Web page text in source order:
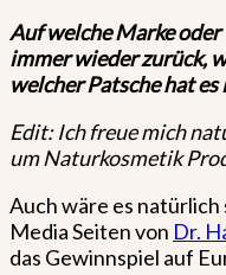
Auf welche Marke
immer wieder zurück,
welcher Patsche hat
Edit: Ich freue mich
um Naturkosmetik
Auch wäre es natürlich
Media Seiten von Dr.
das Gewinnspiel auf